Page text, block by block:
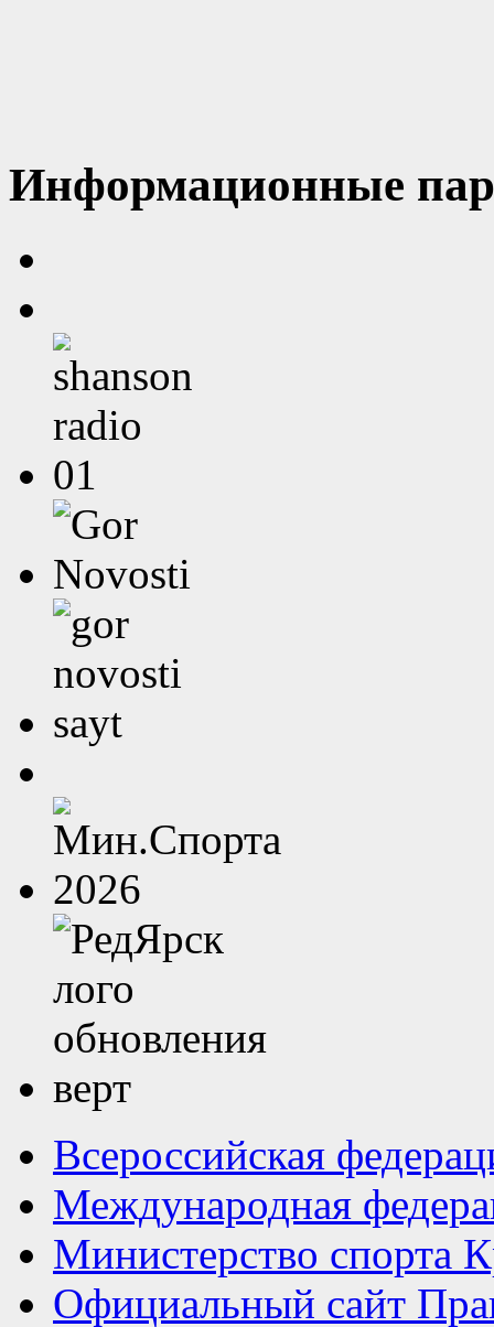
Информационные
Всероссийская
Международная
Министерство спорта
Официальный сайт